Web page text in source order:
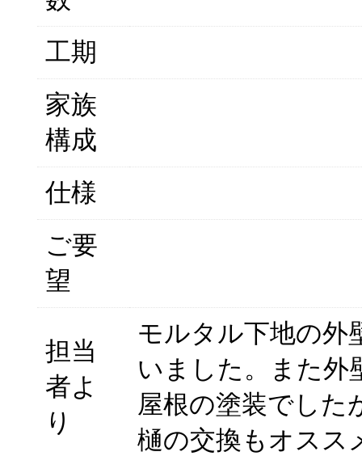
工期
家族
構成
仕様
ご要
望
担当
者よ
り
モルタル下地の外
いました。また外
屋根の塗装でした
樋の交換もオスス